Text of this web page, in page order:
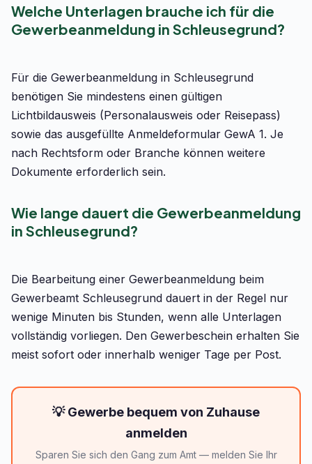
Welche Unterlagen brauche ich für die
Gewerbeanmeldung in Schleusegrund?
Für die Gewerbeanmeldung in Schleusegrund
benötigen Sie mindestens einen gültigen
Lichtbildausweis (Personalausweis oder Reisepass)
sowie das ausgefüllte Anmeldeformular GewA 1. Je
nach Rechtsform oder Branche können weitere
Dokumente erforderlich sein.
Wie lange dauert die Gewerbeanmeldung
in Schleusegrund?
Die Bearbeitung einer Gewerbeanmeldung beim
Gewerbeamt Schleusegrund dauert in der Regel nur
wenige Minuten bis Stunden, wenn alle Unterlagen
vollständig vorliegen. Den Gewerbeschein erhalten Sie
meist sofort oder innerhalb weniger Tage per Post.
💡 Gewerbe bequem von Zuhause
anmelden
Sparen Sie sich den Gang zum Amt — melden Sie Ihr